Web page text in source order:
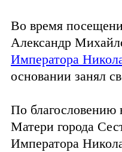
Во время
Александр
Императора
основании занял
По благословению
Матери города
Императора